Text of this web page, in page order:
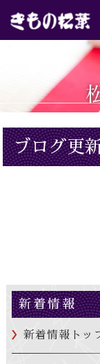
ブログ更
新着情報
新着情報トッ